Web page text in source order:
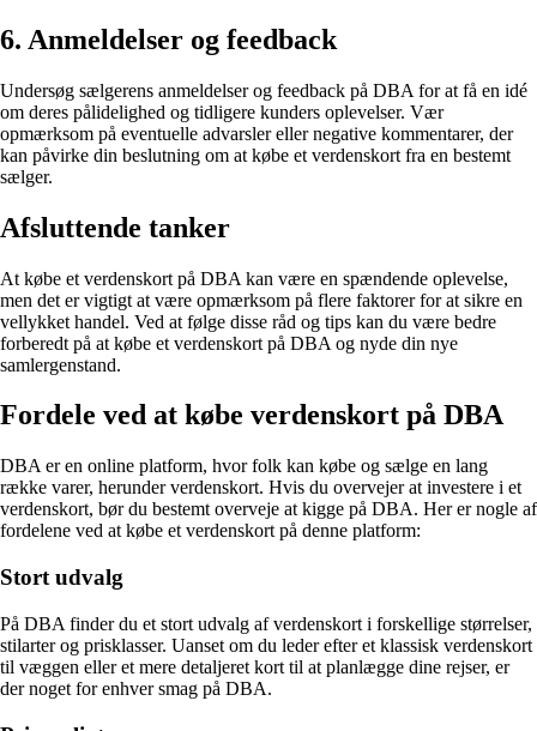
6. Anmeldelser og feedback
Undersøg sælgerens anmeldelser og feedback på DBA for at få en idé
om deres pålidelighed og tidligere kunders oplevelser. Vær
opmærksom på eventuelle advarsler eller negative kommentarer, der
kan påvirke din beslutning om at købe et verdenskort fra en bestemt
sælger.
Afsluttende tanker
At købe et verdenskort på DBA kan være en spændende oplevelse,
men det er vigtigt at være opmærksom på flere faktorer for at sikre en
vellykket handel. Ved at følge disse råd og tips kan du være bedre
forberedt på at købe et verdenskort på DBA og nyde din nye
samlergenstand.
Fordele ved at købe verdenskort på DBA
DBA er en online platform, hvor folk kan købe og sælge en lang
række varer, herunder verdenskort. Hvis du overvejer at investere i et
verdenskort, bør du bestemt overveje at kigge på DBA. Her er nogle af
fordelene ved at købe et verdenskort på denne platform:
Stort udvalg
På DBA finder du et stort udvalg af verdenskort i forskellige størrelser,
stilarter og prisklasser. Uanset om du leder efter et klassisk verdenskort
til væggen eller et mere detaljeret kort til at planlægge dine rejser, er
der noget for enhver smag på DBA.